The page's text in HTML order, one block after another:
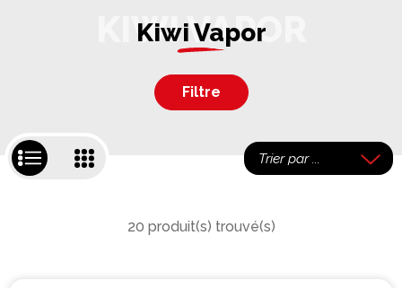
Kiwi Vapor
Filtre
20 produit(s) trouvé(s)